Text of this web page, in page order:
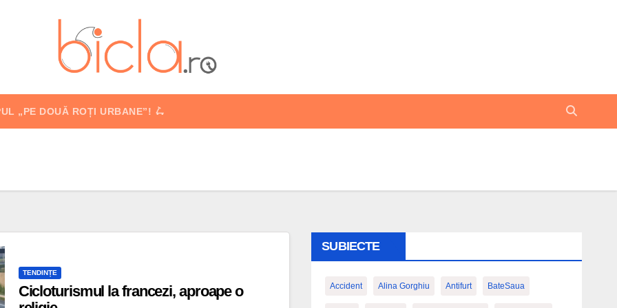
„PE DOUĂ ROȚI URBANE”! 🛴
TENDINȚE
Cicloturismul la francezi, aproape o
SUBIECTE
Accident Alina Gorghiu Antifurt BateSaua